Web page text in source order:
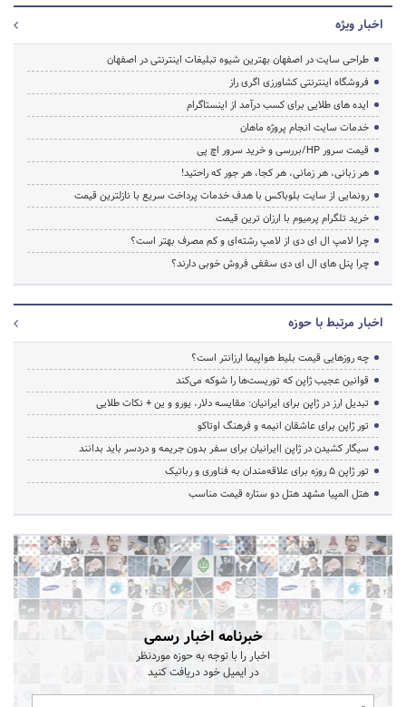
اخبار ویژه
طراحی سایت در اصفهان بهترین شیوه تبلیغات اینترنتی در اصفهان
فروشگاه اینترنتی کشاورزی اگری راز
ایده های طلایی برای کسب درآمد از اینستاگرام
خدمات سایت انجام پروژه ماهان
قیمت سرور HP/بررسی و خرید سرور اچ پی
هر زبانی، هر زمانی، هر کجا، هر جور که راحتید!
رونمایی از سایت بلوباکس با هدف خدمات پرداخت سریع با نازلترین قیمت
خرید تلگرام پرمیوم با ارزان ترین قیمت
چرا لامپ ال ای دی از لامپ رشته‌ای و کم مصرف بهتر است؟
چرا پنل های ال ای دی سقفی فروش خوبی دارند؟
اخبار مرتبط با حوزه
چه روزهایی قیمت بلیط هواپیما ارزانتر است؟
قوانین عجیب ژاپن که توریست‌ها را شوکه می‌کند
تبدیل ارز در ژاپن برای ایرانیان: مقایسه دلار، یورو و ین + نکات طلایی
تور ژاپن برای عاشقان انیمه و فرهنگ اوتاکو
سیگار کشیدن در ژاپن |ایرانیان برای سفر بدون جریمه و دردسر باید بدانند
تور ژاپن ۵ روزه برای علاقه‌مندان به فناوری و رباتیک
هتل المپیا مشهد هتل دو ستاره قیمت مناسب
خبرنامه اخبار رسمی
اخبار را با توجه به حوزه موردنظر
در ایمیل خود دریافت کنید